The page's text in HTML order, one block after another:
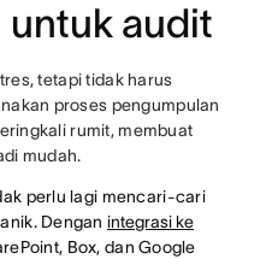
audit
tetapi tidak harus
proses pengumpulan
rumit, membuat
mudah.
perlu lagi mencari-cari
Denganintegrasi ke
Box, dan Google